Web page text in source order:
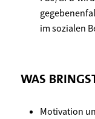
im sozialen
WAS
Motivation